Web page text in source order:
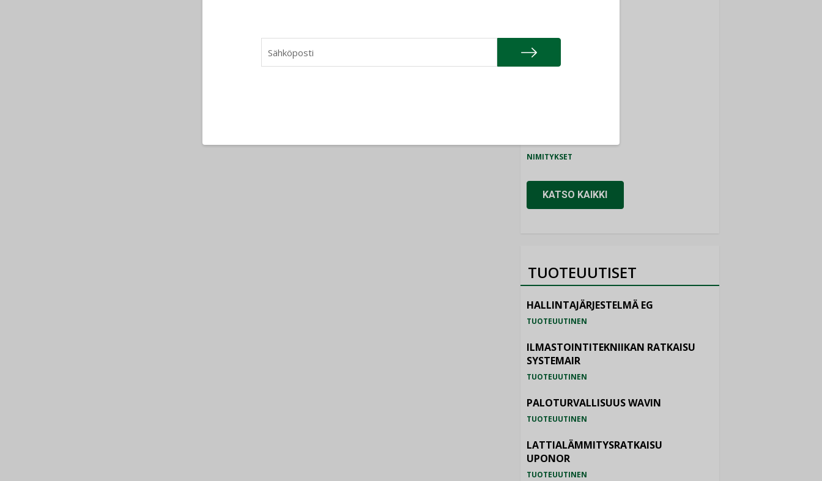
Refair
NIMITYKSET
KATSO KAIKKI
TUOTEUUTISET
HALLINTAJÄRJESTELMÄ EG
TUOTEUUTINEN
ILMASTOINTITEKNIIKAN RATKAISU
SYSTEMAIR
TUOTEUUTINEN
PALOTURVALLISUUS WAVIN
TUOTEUUTINEN
LATTIALÄMMITYSRATKAISU
UPONOR
TUOTEUUTINEN